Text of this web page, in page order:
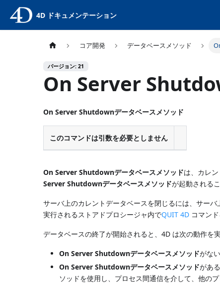
4D ドキュメンテーション
コア開発 データベースメソッド
バージョン: 21
On Server
On Server Shutdownデータベースメソッド
このコマンドは引数を必要としません
On Server Shutdownデータベースメソッドは、カレ
Server Shutdownデータベースメソッドが起動される
サーバ上のカレントデータベースを閉じるには、サーバ
実行されるストアドプロシージャ内でQUIT 4D コマン
データベースの終了が開始されると、4D は次の動作を
On Server Shutdownデータベースメソッドがな
On Server Shutdownデータベースメソッドがあ
ソッドを使用し、プロセス間通信を介して、他の